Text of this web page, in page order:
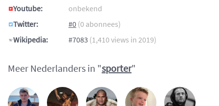
Youtube:
onbekend
Twitter:
#0 (0 abonnees)
Wikipedia:
#7083 (1,410 views in 2019)
Meer Nederlanders in "sporter"